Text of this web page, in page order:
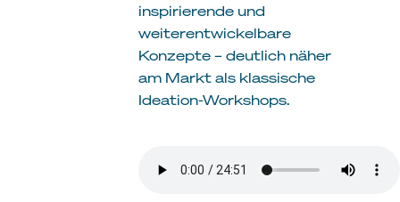
inspirierende und
weiterentwickelbare
Konzepte – deutlich näher
am Markt als klassische
Ideation-Workshops.